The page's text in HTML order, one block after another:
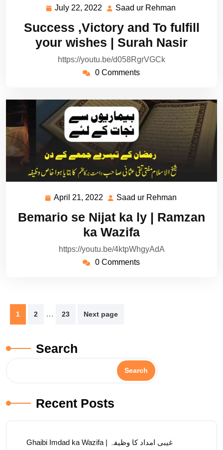
July 22, 2022
July
2022
Saad ur Rehman
Rehman
Success ,Victory and To fulfill
your wishes | Surah Nasir
https://youtu.be/d058RgrVGCk
0 Comments
April 21, 2022
April
2022
Saad ur Rehman
Rehman
Bemario se Nijat ka ly | Ramzan
ka Wazifa
https://youtu.be/4ktpWhgyAdA
0 Comments
Posts
pagination
1 2 … 23 Next page
Search
Search
Recent Posts
Ghaibi Imdad ka Wazifa | غیبی امداد کا وظیفہ